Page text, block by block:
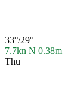
33°/29°
7.7kn N 0.38m
Thu